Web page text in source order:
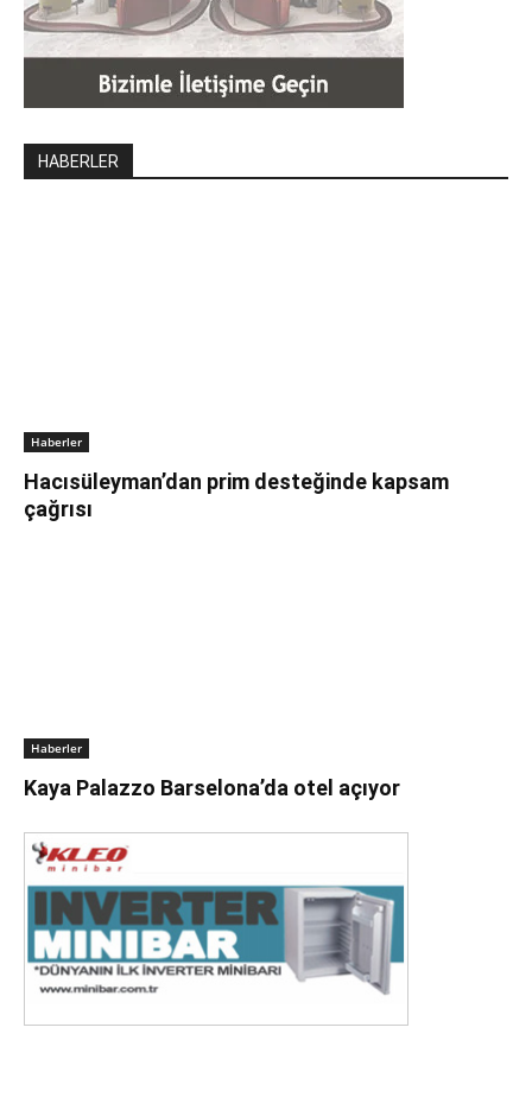
HABERLER
Haberler
Hacısüleyman’dan prim desteğinde kapsam
çağrısı
Haberler
Kaya Palazzo Barselona’da otel açıyor